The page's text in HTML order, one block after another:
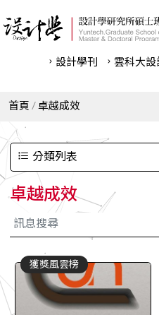
設計學刊 雲科⼤
首頁 卓越成效
分類列表
卓越成效
獲獎風雲榜